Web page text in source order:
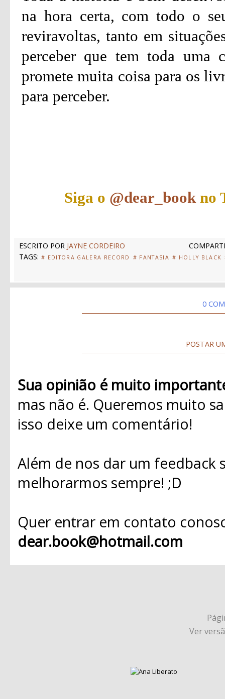
na hora certa, com todo o
reviravoltas, tanto em
perceber que tem toda uma
promete muita coisa para os
para perceber.
Siga o @dear_book no
ESCRITO POR JAYNE CORDEIRO
TAGS: # EDITORA GALERA RECORD # FANTASIA # HOLLY BLACK
0
POSTAR
Sua opinião é muito
mas não é. Queremos muito
isso deixe um comentário!
Além de nos dar um
melhorarmos sempre! ;D
Quer entrar em contato
dear.book@hotmail.com
Ver